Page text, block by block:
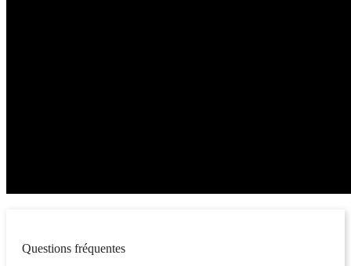
Questions fréquentes